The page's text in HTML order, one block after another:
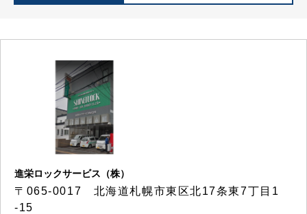
進栄ロックサービス（株）
〒065-0017 北海道札幌市東区北17条東7丁目1
-15